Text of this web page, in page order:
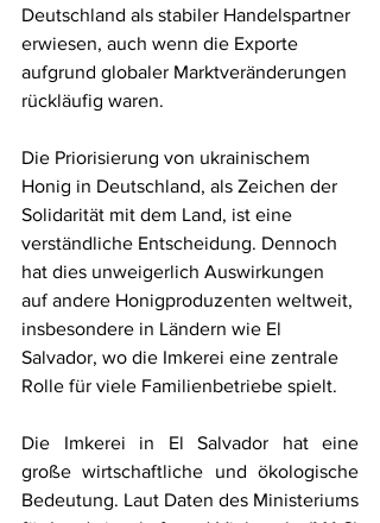
Deutschland als stabiler Handelspartner
erwiesen, auch wenn die Exporte
aufgrund globaler Marktveränderungen
rückläufig waren.
Die Priorisierung von ukrainischem
Honig in Deutschland, als Zeichen der
Solidarität mit dem Land, ist eine
verständliche Entscheidung. Dennoch
hat dies unweigerlich Auswirkungen
auf andere Honigproduzenten weltweit,
insbesondere in Ländern wie El
Salvador, wo die Imkerei eine zentrale
Rolle für viele Familienbetriebe spielt.
Die Imkerei in El Salvador hat eine
große wirtschaftliche und ökologische
Bedeutung. Laut Daten des Ministeriums